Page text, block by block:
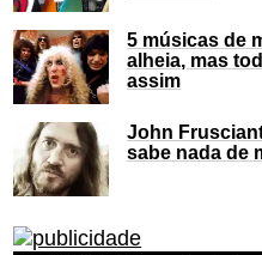
5 músicas de
alheia, mas
assim
John
sabe nada de